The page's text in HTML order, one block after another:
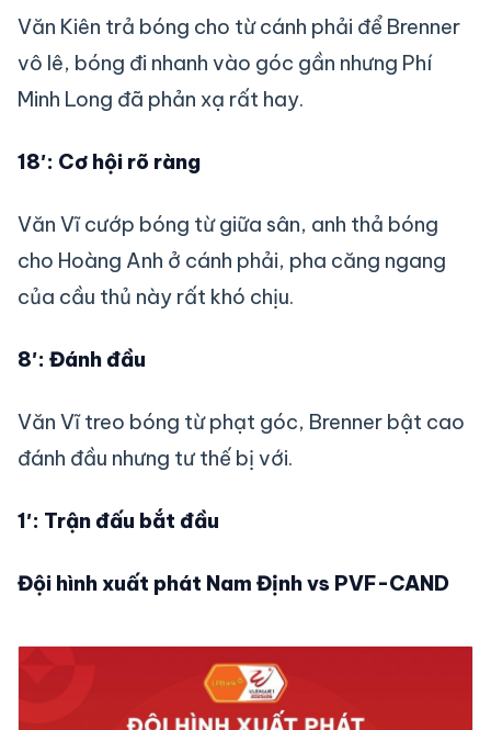
Văn Kiên trả bóng cho từ cánh phải để Brenner
vô lê, bóng đi nhanh vào góc gần nhưng Phí
Minh Long đã phản xạ rất hay.
18′: Cơ hội rõ ràng
Văn Vĩ cướp bóng từ giữa sân, anh thả bóng
cho Hoàng Anh ở cánh phải, pha căng ngang
của cầu thủ này rất khó chịu.
8′: Đánh đầu
Văn Vĩ treo bóng từ phạt góc, Brenner bật cao
đánh đầu nhưng tư thế bị với.
1′: Trận đấu bắt đầu
Đội hình xuất phát Nam Định vs PVF-CAND